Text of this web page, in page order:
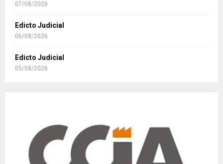
07/08/2026
Edicto Judicial
06/08/2026
Edicto Judicial
05/08/2026